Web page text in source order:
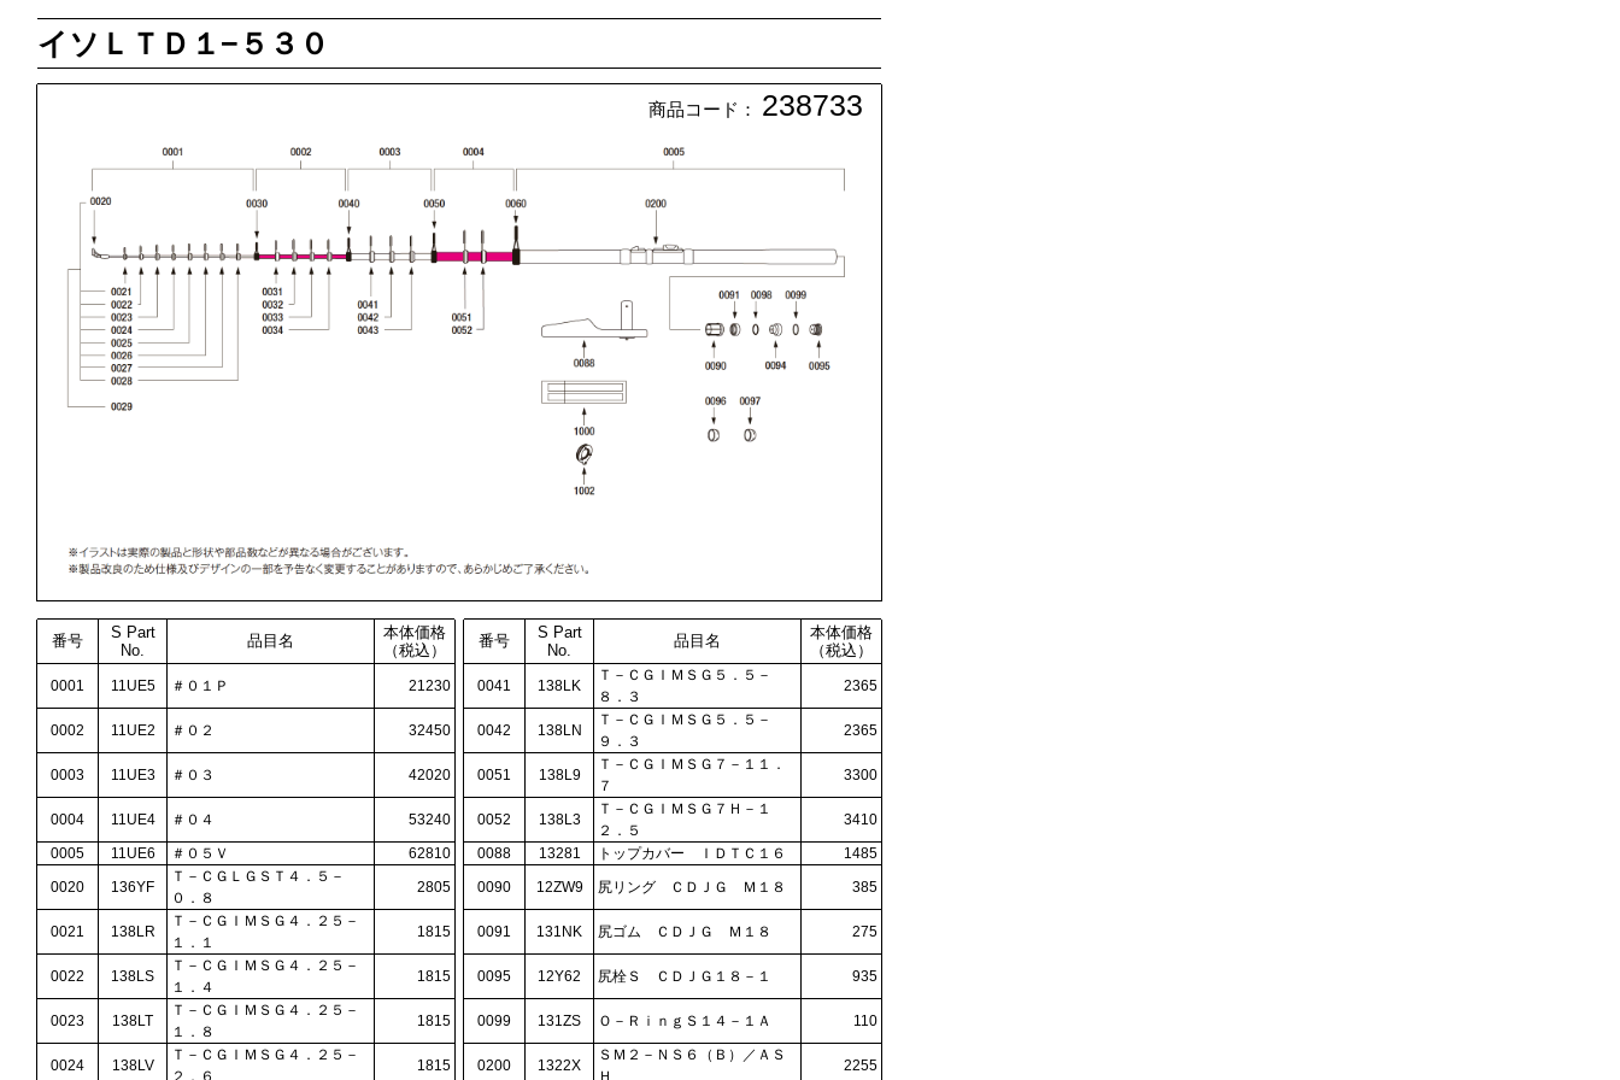
イソＬＴＤ１−５３０
商品コード： 238733
番号
S Part
No.
品目名
本体価格
（税込）
番号
S Part
No.
品目名
本体価格
（税込）
0001 11UE5 ＃０１Ｐ 21230 0041 138LK
Ｔ－ＣＧＩＭＳＧ５．５－
８．３
2365
0002 11UE2 ＃０２ 32450 0042 138LN
Ｔ－ＣＧＩＭＳＧ５．５－
９．３
2365
0003 11UE3 ＃０３ 42020 0051 138L9
Ｔ－ＣＧＩＭＳＧ７－１１．
７
3300
0004 11UE4 ＃０４ 53240 0052 138L3
Ｔ－ＣＧＩＭＳＧ７Ｈ－１
２．５
3410
0005
11UE6 ＃０５Ｖ 62810 0088 13281 トップカバー ＩＤＴＣ１６
1485
0020
136YF
Ｔ－ＣＧＬＧＳＴ４．５－
０．８
2805 0090 12ZW9 尻リング ＣＤＪＧ Ｍ１８ 385
0021 138LR
Ｔ－ＣＧＩＭＳＧ４．２５－
１．１
1815 0091 131NK 尻ゴム ＣＤＪＧ Ｍ１８ 275
0022 138LS
Ｔ－ＣＧＩＭＳＧ４．２５－
１．４
1815 0095 12Y62 尻栓Ｓ ＣＤＪＧ１８－１ 935
0023 138LT
Ｔ－ＣＧＩＭＳＧ４．２５－
１．８
1815 0099 131ZS Ｏ－ＲｉｎｇＳ１４－１Ａ 110
0024 138LV
Ｔ－ＣＧＩＭＳＧ４．２５－
２．６
1815 0200 1322X
ＳＭ２－ＮＳ６（Ｂ）／ＡＳ
Ｈ
2255